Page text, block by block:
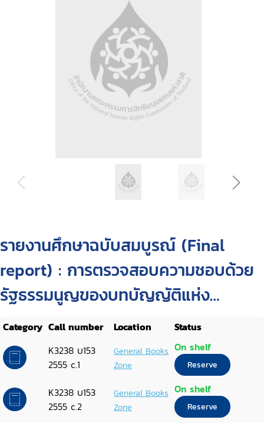
รายงานศึกษาฉบับสมบูรณ์ (Final
report) : การตรวจสอบความชอบด้วย
รัฐธรรมนูญของบทบัญญัติแห่ง
กฎหมายที่กระทบต่อสิทธิมนุษยชน
Category Call number Location
Status
K3238 บ153
2555 c.1
General Books
Zone
On shelf
Reserve
K3238 บ153
2555 c.2
General Books
Zone
On shelf
Reserve